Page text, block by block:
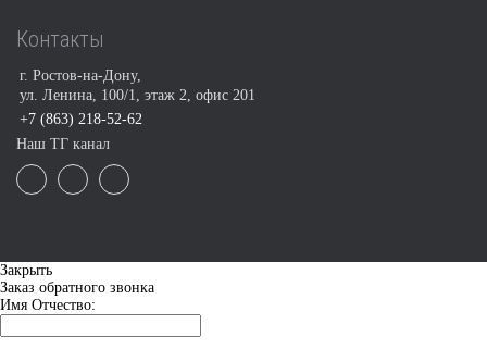
Контакты
г. Ростов-на-Дону,
ул. Ленина, 100/1, этаж 2, офис 201
+7 (863) 218-52-62
Наш ТГ канал
Закрыть
Заказ обратного звонка
Имя Отчество: